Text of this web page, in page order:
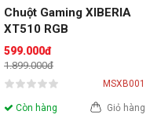
Chuột Gaming XIBERIA
XT510 RGB
599.000đ
1.899.000đ
MSXB001
Còn hàng Giỏ hàng